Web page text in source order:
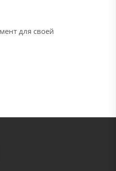
для своей